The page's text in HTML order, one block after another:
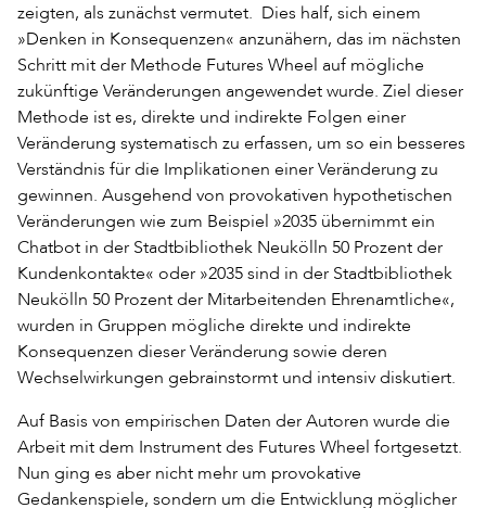
zeigten, als zunächst vermutet. Dies half, sich einem
»Denken in Konsequenzen« anzunähern, das im nächsten
Schritt mit der Methode Futures Wheel auf mögliche
zukünftige Veränderungen angewendet wurde. Ziel dieser
Methode ist es, direkte und indirekte Folgen einer
Veränderung systematisch zu erfassen, um so ein besseres
Verständnis für die Implikationen einer Veränderung zu
gewinnen. Ausgehend von provokativen hypothetischen
Veränderungen wie zum Beispiel »2035 übernimmt ein
Chatbot in der Stadtbibliothek Neukölln 50 Prozent der
Kundenkontakte« oder »2035 sind in der Stadtbibliothek
Neukölln 50 Prozent der Mitarbeitenden Ehrenamtliche«,
wurden in Gruppen mögliche direkte und indirekte
Konsequenzen dieser Veränderung sowie deren
Wechselwirkungen gebrainstormt und intensiv diskutiert.
Auf Basis von empirischen Daten der Autoren wurde die
Arbeit mit dem Instrument des Futures Wheel fortgesetzt.
Nun ging es aber nicht mehr um provokative
Gedankenspiele, sondern um die Entwicklung möglicher